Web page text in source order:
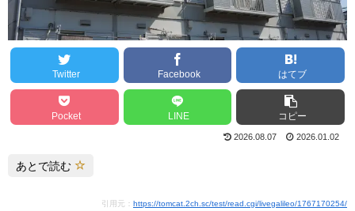
Twitter Facebook はてブ
Pocket LINE コピー
2026.08.07 2026.01.02
あとで読む
引用元： https://tomcat.2ch.sc/test/read.cgi/livegalileo/1767170254/